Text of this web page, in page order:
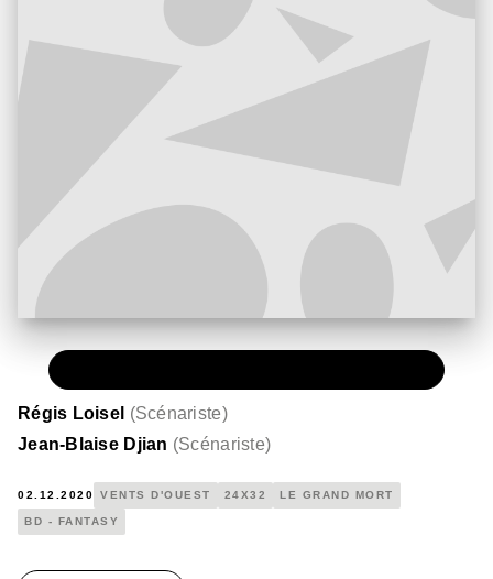
Régis Loisel (Scénariste)
Jean-Blaise Djian (Scénariste)
02.12.2020 VENTS D'OUEST 24X32 LE GRAND MORT
BD - FANTASY